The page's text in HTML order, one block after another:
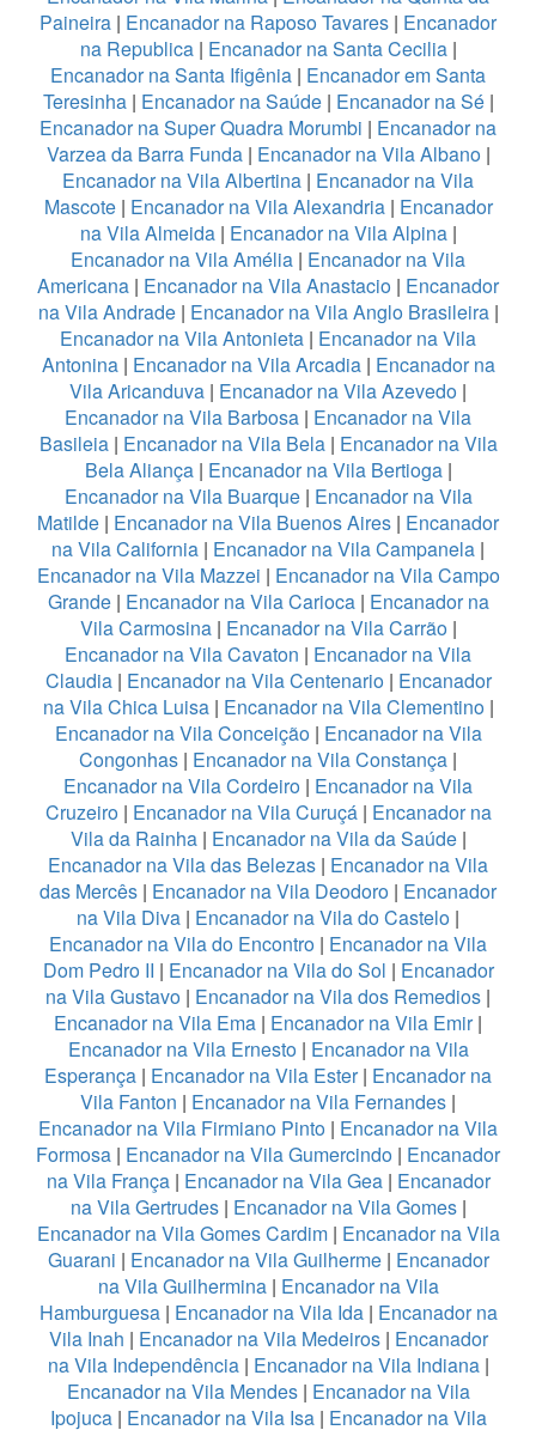
Paineira | Encanador na Raposo Tavares | Encanador
na Republica| Encanador na Santa Cecilia|
Encanador na Santa Ifigênia | Encanador em Santa
Teresinha| Encanador na Saúde| Encanador na Sé|
Encanador na Super Quadra Morumbi | Encanador na
Varzea da Barra Funda| Encanador na Vila Albano|
Encanador na Vila Albertina | Encanador na Vila
Mascote| Encanador na Vila Alexandria| Encanador
na Vila Almeida | Encanador na Vila Alpina |
Encanador na Vila Amélia | Encanador na Vila
Americana | Encanador na Vila Anastacio | Encanador
na Vila Andrade| Encanador na Vila Anglo Brasileira|
Encanador na Vila Antonieta | Encanador na Vila
Antonina| Encanador na Vila Arcadia | Encanador na
Vila Aricanduva | Encanador na Vila Azevedo |
Encanador na Vila Barbosa | Encanador na Vila
Basileia| Encanador na Vila Bela| Encanador na Vila
Bela Aliança| Encanador na Vila Bertioga|
Encanador na Vila Buarque| Encanador na Vila
Matilde | Encanador na Vila Buenos Aires | Encanador
na Vila California | Encanador na Vila Campanela |
Encanador na Vila Mazzei | Encanador na Vila Campo
Grande| Encanador na Vila Carioca| Encanador na
Vila Carmosina| Encanador na Vila Carrão|
Encanador na Vila Cavaton | Encanador na Vila
Claudia| Encanador na Vila Centenario| Encanador
na Vila Chica Luisa | Encanador na Vila Clementino|
Encanador na Vila Conceição| Encanador na Vila
Congonhas | Encanador na Vila Constança |
Encanador na Vila Cordeiro | Encanador na Vila
Cruzeiro | Encanador na Vila Curuçá | Encanador na
Vila da Rainha | Encanador na Vila da Saúde|
Encanador na Vila das Belezas | Encanador na Vila
das Mercês | Encanador na Vila Deodoro | Encanador
na Vila Diva | Encanador na Vila do Castelo |
Encanador na Vila do Encontro | Encanador na Vila
Dom Pedro II | Encanador na Vila do Sol | Encanador
na Vila Gustavo | Encanador na Vila dos Remedios |
Encanador na Vila Ema | Encanador na Vila Emir|
Encanador na Vila Ernesto| Encanador na Vila
Esperança | Encanador na Vila Ester| Encanador na
Vila Fanton | Encanador na Vila Fernandes |
Encanador na Vila Firmiano Pinto | Encanador na Vila
Formosa | Encanador na Vila Gumercindo | Encanador
na Vila França| Encanador na Vila Gea| Encanador
na Vila Gertrudes| Encanador na Vila Gomes|
Encanador na Vila Gomes Cardim| Encanador na Vila
Guarani | Encanador na Vila Guilherme| Encanador
na Vila Guilhermina| Encanador na Vila
Hamburguesa| Encanador na Vila Ida| Encanador na
Vila Inah | Encanador na Vila Medeiros| Encanador
na Vila Independência| Encanador na Vila Indiana|
Encanador na Vila Mendes| Encanador na Vila
Ipojuca| Encanador na Vila Isa| Encanador na Vila